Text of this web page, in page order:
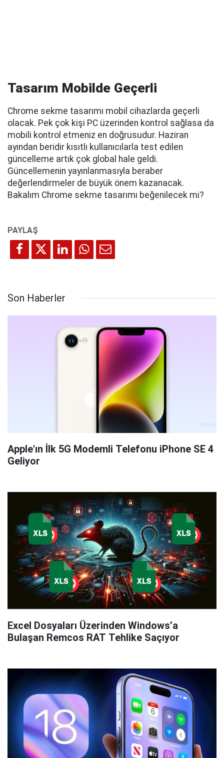
Tasarım Mobilde Geçerli
Chrome sekme tasarımı mobil cihazlarda geçerli
olacak. Pek çok kişi PC üzerinden kontrol sağlasa da
mobili kontrol etmeniz en doğrusudur. Haziran
ayından beridir kısıtlı kullanıcılarla test edilen
güncelleme artık çok global hale geldi.
Güncellemenin yayınlanmasıyla beraber
değerlendirmeler de büyük önem kazanacak.
Bakalım Chrome sekme tasarımı beğenilecek mi?
Son Haberler
Apple'ın İlk 5G Modemli Telefonu iPhone SE 4
Geliyor
Excel Dosyaları Üzerinden Windows’a
Bulaşan Remcos RAT Tehlike Saçıyor